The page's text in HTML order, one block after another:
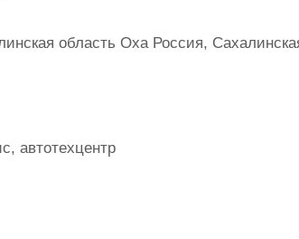
область Оха Россия,
автотехцентр